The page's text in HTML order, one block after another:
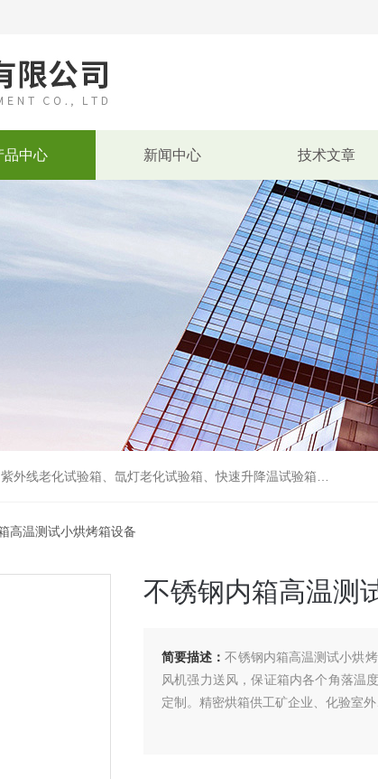
品中心 新闻中心 技术文章
步入式恒温恒湿试验室、高温老化房、真空及无尘干燥试验箱、盐水喷雾试验箱、跌落试验机、电磁振动台等各类环境仪器和力学试验设备。
高温测试小烘烤箱设备
不锈钢内箱高温测
简要描述：不锈钢内箱高温测试小烘
风机强力送风，保证箱内各个角落温
定制。精密烘箱供工矿企业、化验室